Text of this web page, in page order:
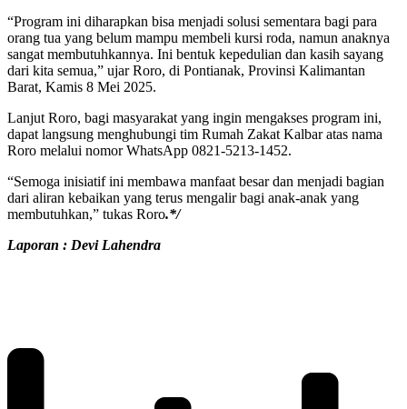
“Program ini diharapkan bisa menjadi solusi sementara bagi para
orang tua yang belum mampu membeli kursi roda, namun anaknya
sangat membutuhkannya. Ini bentuk kepedulian dan kasih sayang
dari kita semua,” ujar Roro, di Pontianak, Provinsi Kalimantan
Barat, Kamis 8 Mei 2025.
Lanjut Roro, bagi masyarakat yang ingin mengakses program ini,
dapat langsung menghubungi tim Rumah Zakat Kalbar atas nama
Roro melalui nomor WhatsApp 0821-5213-1452.
“Semoga inisiatif ini membawa manfaat besar dan menjadi bagian
dari aliran kebaikan yang terus mengalir bagi anak-anak yang
membutuhkan,” tukas Roro.*/
Laporan : Devi Lahendra